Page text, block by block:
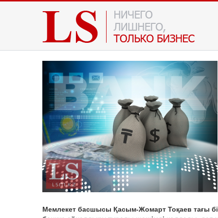
Мемлекет басшысы Қасым-Жомарт Тоқаев тағы